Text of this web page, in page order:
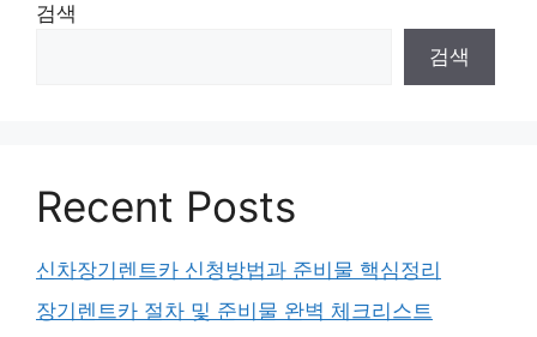
검색
검색
Recent Posts
신차장기렌트카 신청방법과 준비물 핵심정리
장기렌트카 절차 및 준비물 완벽 체크리스트